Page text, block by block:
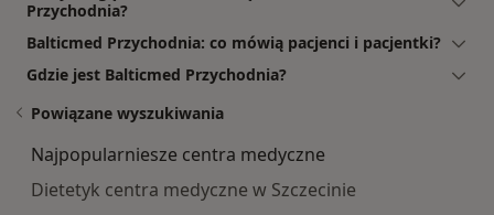
Przychodnia?
Balticmed Przychodnia: co mówią pacjenci i pacjentki?
Gdzie jest Balticmed Przychodnia?
Powiązane wyszukiwania
Najpopularniesze centra medyczne
Dietetyk centra medyczne w Szczecinie